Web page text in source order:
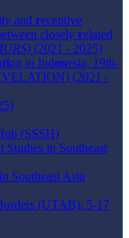
and receptive
closely related
(2021 - 2025)
ting in Indonesia, 19th-
(2021 -
(SSSH)
Studies in Southeast
Southeast Asia
(UTAB), 5-17